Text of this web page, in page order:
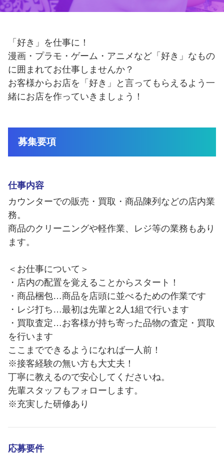
社員インタビュー
アルバイト
外国人採用
障がい者雇用
女性スタッフ 積極採用中
「好き」を仕事に！
漫画・プラモ・ゲーム・アニメなど「好き」なもの
に囲まれてお仕事しませんか？
お客様からお店を「好き」と言ってもらえるよう一
緒にお店を作っていきましょう！
募集要項
仕事内容
カウンターでの販売・買取・商品陳列などの店内業
務。
商品のクリーニングや軽作業、レジ等の業務もあり
ます。
＜お仕事について＞
・店内の配置を覚えることからスタート！
・商品梱包…商品を店頭に並べるための作業です
・レジ打ち…最初は先輩と2人1組で行います
・買取査定…お客様が持ち寄った品物の査定・買取
を行います
ここまでできるようになれば一人前！
※接客経験の無い方も大丈夫！
丁寧に教えるので安心してくださいね。
先輩スタッフもフォローします。
※充実した研修あり
応募要件